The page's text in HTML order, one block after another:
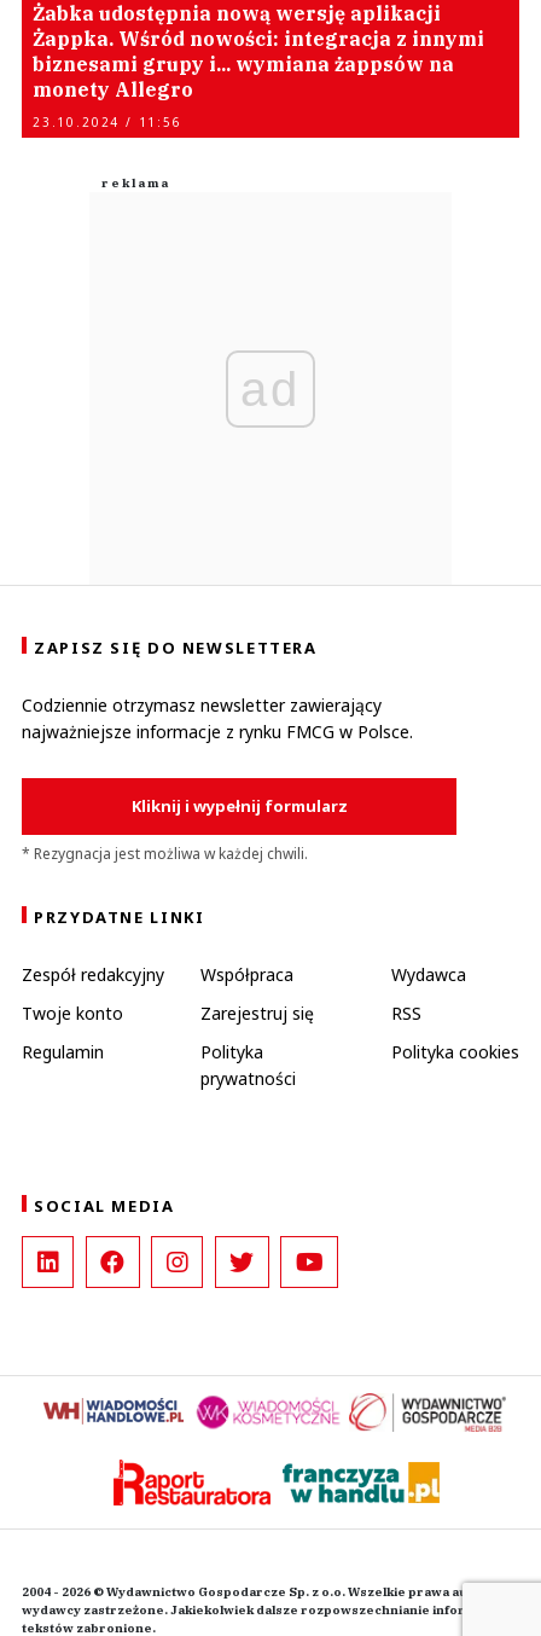
Żabka udostępnia nową wersję aplikacji
Żappka. Wśród nowości: integracja z innymi
biznesami grupy i... wymiana żappsów na
monety Allegro
23.10.2024 / 11:56
ad
ZAPISZ SIĘ DO NEWSLETTERA
Codziennie otrzymasz newsletter zawierający
najważniejsze informacje z rynku FMCG w Polsce.
Kliknij i wypełnij formularz
* Rezygnacja jest możliwa w każdej chwili.
PRZYDATNE LINKI
Zespół redakcyjny Współpraca
Wydawca
Twoje konto
Zarejestruj się
RSS
Regulamin
Polityka
prywatności
Polityka cookies
SOCIAL MEDIA
2004 - 2026 © Wydawnictwo Gospodarcze Sp. z o.o. Wszelkie prawa autorskie
wydawcy zastrzeżone. Jakiekolwiek dalsze rozpowszechnianie informacji i
tekstów zabronione.